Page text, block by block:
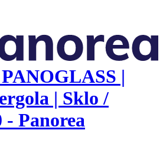
|
| Sklo /
Panorea